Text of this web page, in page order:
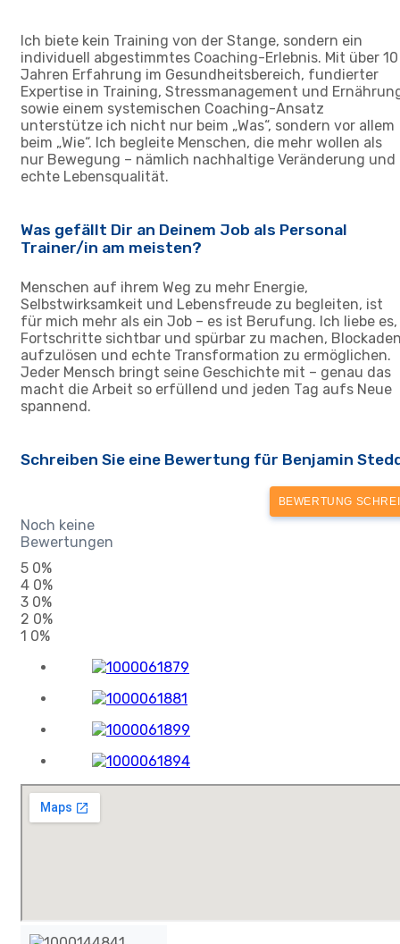
Ich biete kein Training von der Stange, sondern ein
individuell abgestimmtes Coaching-Erlebnis. Mit über 10
Jahren Erfahrung im Gesundheitsbereich, fundierter
Expertise in Training, Stressmanagement und
sowie einem systemischen Coaching-Ansatz
unterstütze ich nicht nur beim „Was“, sondern vor allem
beim „Wie“. Ich begleite Menschen, die mehr wollen als
nur Bewegung – nämlich nachhaltige Veränderung und
echte Lebensqualität.
Was gefällt Dir an Deinem Job als Personal
Trainer/in am meisten?
Menschen auf ihrem Weg zu mehr Energie,
Selbstwirksamkeit und Lebensfreude zu begleiten, ist
für mich mehr als ein Job – es ist Berufung. Ich liebe es,
Fortschritte sichtbar und spürbar zu machen,
aufzulösen und echte Transformation zu ermöglichen.
Jeder Mensch bringt seine Geschichte mit – genau das
macht die Arbeit so erfüllend und jeden Tag aufs Neue
spannend.
Schreiben Sie eine Bewertung für Benjamin
BEWERTUNG
Noch keine
Bewertungen
5 0%
4 0%
3 0%
2 0%
1 0%